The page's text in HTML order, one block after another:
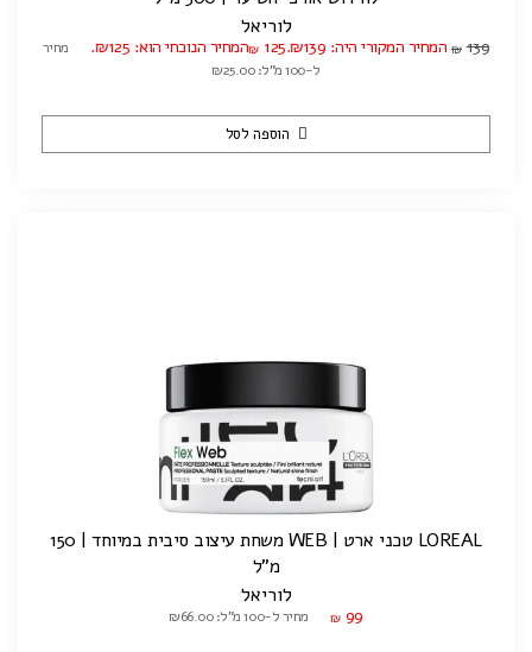
לוריאל
₪ 139 המחיר המקורי היה: ₪139. ₪ 125 המחיר הנוכחי הוא: ₪125.
מחיר
ל-100 מ"ל: ₪25.00
הוספה לסל
LOREAL טכני ארט | WEB משחת עיצוב סיבית במיוחד | 150
מ"ל
לוריאל
₪ 99 מחיר ל-100 מ"ל: ₪66.00